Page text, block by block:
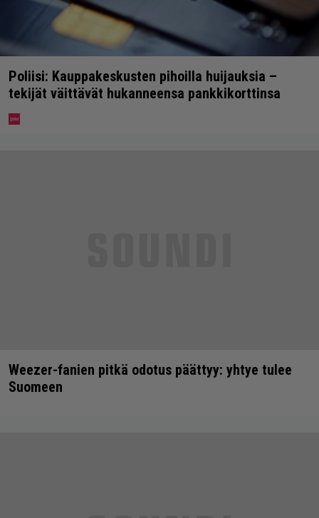
Poliisi: Kauppakeskusten pihoilla huijauksia –
tekijät väittävät hukanneensa pankkikorttinsa
Weezer-fanien pitkä odotus päättyy: yhtye tulee
Suomeen